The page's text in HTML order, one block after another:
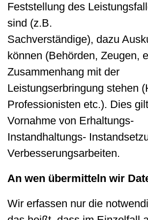
Feststellung des
sind (z.B.
Sachverständige), dazu
können (Behörden, Zeugen,
Zusammenhang mit der
Leistungserbringung stehen
Professionisten etc.). Dies
Vornahme von Erhaltungs-
Instandhaltungs-
Verbesserungsarbeiten.
An wen übermitteln wir
Wir erfassen nur die